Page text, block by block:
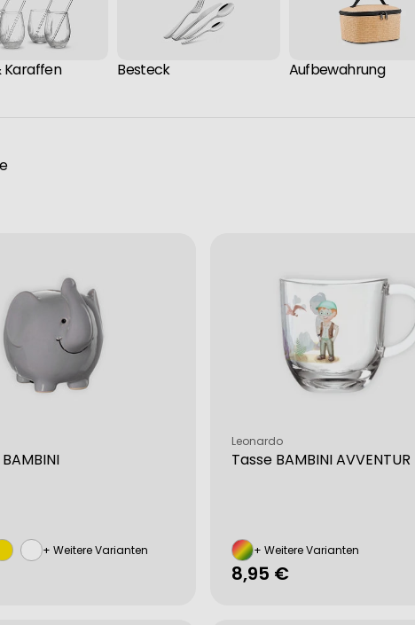
Karaffen Besteck Aufbewahrung
+ Weitere Varianten
Tasse BAMBINI AVVENTUR
Verkäufer:
Leonardo
+ Weitere Varianten
Regulärer
8,95 €